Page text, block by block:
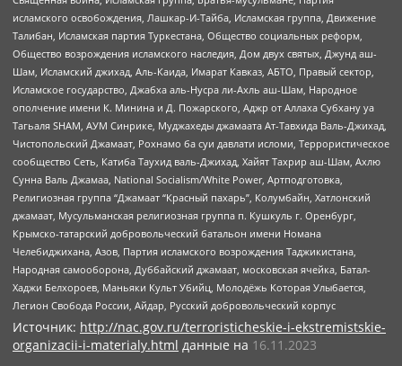
исламского освобождения, Лашкар-И-Тайба, Исламская группа, Движение
Талибан, Исламская партия Туркестана, Общество социальных реформ,
Общество возрождения исламского наследия, Дом двух святых, Джунд аш-
Шам, Исламский джихад, Аль-Каида, Имарат Кавказ, АБТО, Правый сектор,
Исламское государство, Джабха аль-Нусра ли-Ахль аш-Шам, Народное
ополчение имени К. Минина и Д. Пожарского, Аджр от Аллаха Субхану уа
Тагьаля SHAM, АУМ Синрике, Муджахеды джамаата Ат-Тавхида Валь-Джихад,
Чистопольский Джамаат, Рохнамо ба суи давлати исломи, Террористическое
сообщество Сеть, Катиба Таухид валь-Джихад, Хайят Тахрир аш-Шам, Ахлю
Сунна Валь Джамаа, National Socialism/White Power, Артподготовка,
Религиозная группа “Джамаат “Красный пахарь”, Колумбайн, Хатлонский
джамаат, Мусульманская религиозная группа п. Кушкуль г. Оренбург,
Крымско-татарский добровольческий батальон имени Номана
Челебиджихана, Азов, Партия исламского возрождения Таджикистана,
Народная самооборона, Дуббайский джамаат, московская ячейка, Батал-
Хаджи Белхороев, Маньяки Культ Убийц, Молодёжь Которая Улыбается,
Легион Свобода России, Айдар, Русский добровольческий корпус
Источник: http://nac.gov.ru/terroristicheskie-i-ekstremistskie-
organizacii-i-materialy.html данные на 16.11.2023